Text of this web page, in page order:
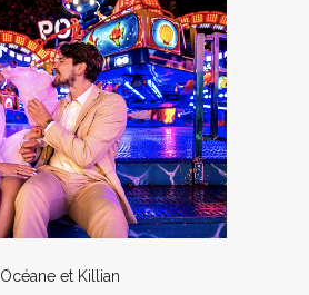
Océane et Killian